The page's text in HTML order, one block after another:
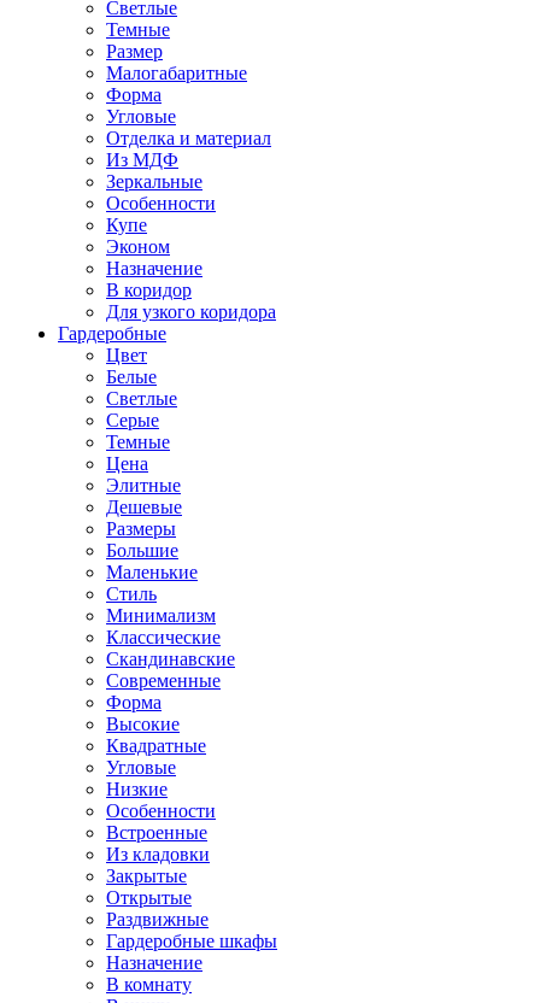
Светлые
Темные
Размер
Малогабаритные
Форма
Угловые
Отделка и материал
Из МДФ
Зеркальные
Особенности
Купе
Эконом
Назначение
В коридор
Для узкого коридора
Гардеробные
Цвет
Белые
Светлые
Серые
Темные
Цена
Элитные
Дешевые
Размеры
Большие
Маленькие
Стиль
Минимализм
Классические
Скандинавские
Современные
Форма
Высокие
Квадратные
Угловые
Низкие
Особенности
Встроенные
Из кладовки
Закрытые
Открытые
Раздвижные
Гардеробные шкафы
Назначение
В комнату